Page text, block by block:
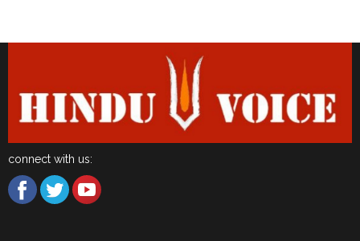
connect with us: